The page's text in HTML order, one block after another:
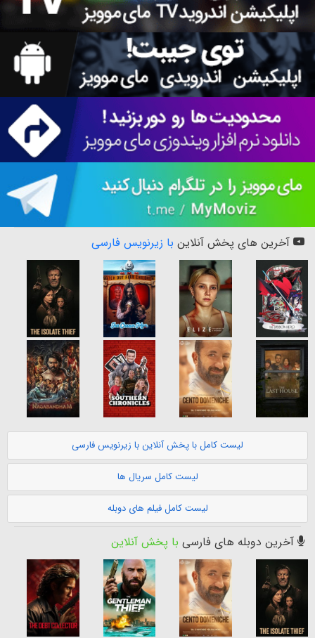
آخرین های پخش آنلاین با زیرنویس فارسی
لیست کامل با پخش آنلاین با زیرنویس فارسی
لیست کامل سریال ها
لیست کامل فیلم های دوبله
آخرین دوبله های فارسی با پخش آنلاین